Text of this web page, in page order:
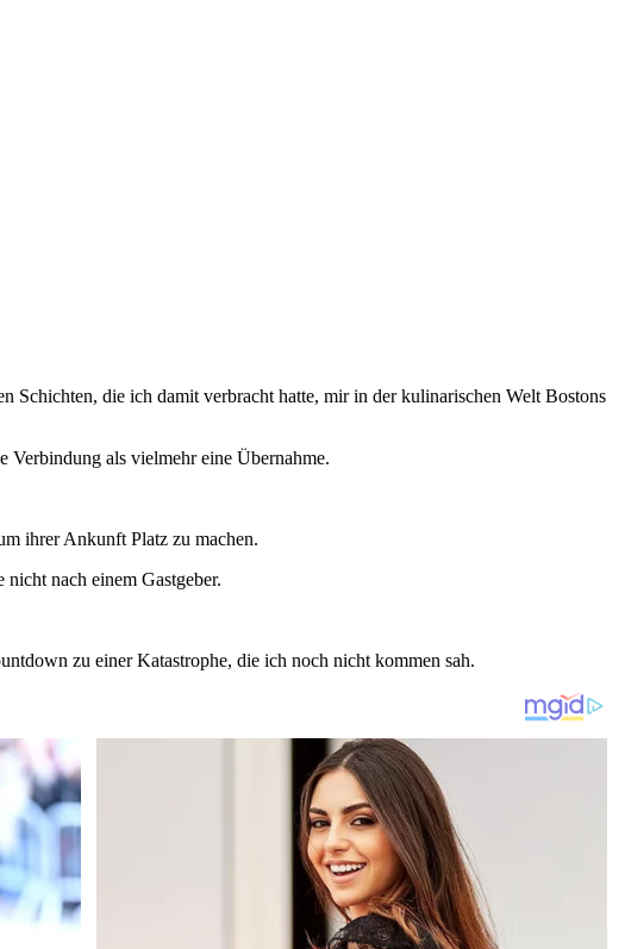
Schichten, die ich damit verbracht hatte, mir in der kulinarischen Welt Bostons
Verbindung als vielmehr eine Übernahme.
ihrer Ankunft Platz zu machen.
nach einem Gastgeber.
zu einer Katastrophe, die ich noch nicht kommen sah.